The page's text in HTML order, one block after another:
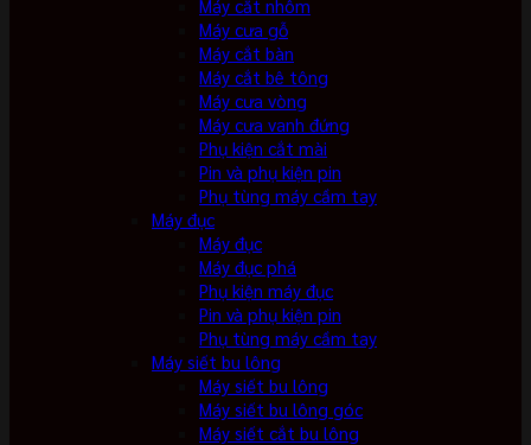
Máy cắt nhôm
Máy cưa gỗ
Máy cắt bàn
Máy cắt bê tông
Máy cưa vòng
Máy cưa vanh đứng
Phụ kiện cắt mài
Pin và phụ kiện pin
Phụ tùng máy cầm tay
Máy đục
Máy đục
Máy đục phá
Phụ kiện máy đục
Pin và phụ kiện pin
Phụ tùng máy cầm tay
Máy siết bu lông
Máy siết bu lông
Máy siết bu lông góc
Máy siết cắt bu lông